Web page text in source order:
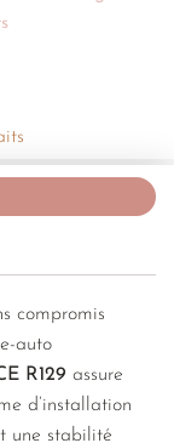
compromis
auto
R129 assure
d’installation
une stabilité